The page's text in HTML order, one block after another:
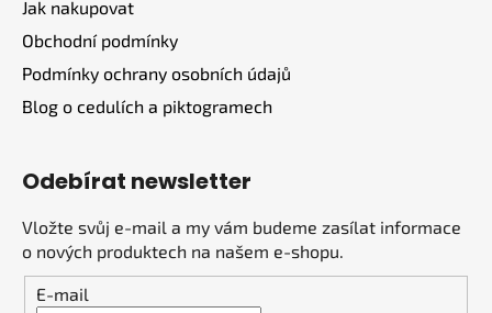
Jak nakupovat
Obchodní podmínky
Podmínky ochrany osobních údajů
Blog o cedulích a piktogramech
Odebírat newsletter
Vložte svůj e-mail a my vám budeme zasílat informace
o nových produktech na našem e-shopu.
E-mail